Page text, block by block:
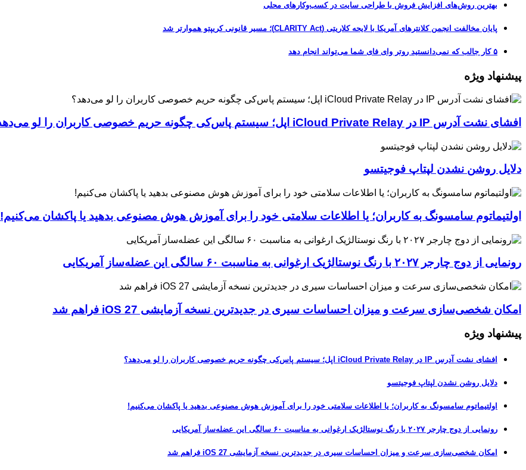
بهترین روش‌های افزایش فروش با طراحی سایت در کسب‌وکارهای محلی
پایان مخالفت انجمن کلانترهای آمریکا با لایحه کلاریتی (CLARITY Act)؛ مسیر قانونی کریپتو هموارتر شد
۵ کار جالب که نمی‌دانستید روتر وای فای شما می‌تواند انجام دهد
پیشنهاد ویژه
افشای نشت آدرس IP در iCloud Private Relay اپل؛ سیستم پاس‌کی چگونه حریم خصوصی کاربران را لو می‌دهد؟
دلایل روشن نشدن لپتاپ فوجیتسو
اولتیماتوم سامسونگ به کاربران؛ یا اطلاعات سلامتی خود را برای آموزش هوش مصنوعی بدهید یا پاکشان می‌کنیم!
رونمایی از دوج چارجر ۲۰۲۷ با رنگ نوستالژیک ارغوانی به مناسبت ۶۰ سالگی این عضله‌ساز آمریکایی
امکان شخصی‌سازی سرعت و میزان احساسات سیری در جدیدترین نسخه آزمایشی iOS 27 فراهم شد
پیشنهاد ویژه
افشای نشت آدرس IP در iCloud Private Relay اپل؛ سیستم پاس‌کی چگونه حریم خصوصی کاربران را لو می‌دهد؟
دلایل روشن نشدن لپتاپ فوجیتسو
اولتیماتوم سامسونگ به کاربران؛ یا اطلاعات سلامتی خود را برای آموزش هوش مصنوعی بدهید یا پاکشان می‌کنیم!
رونمایی از دوج چارجر ۲۰۲۷ با رنگ نوستالژیک ارغوانی به مناسبت ۶۰ سالگی این عضله‌ساز آمریکایی
امکان شخصی‌سازی سرعت و میزان احساسات سیری در جدیدترین نسخه آزمایشی iOS 27 فراهم شد